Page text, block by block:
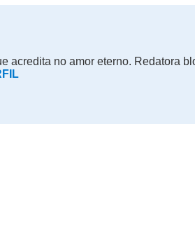
acredita no amor eterno. Redatora